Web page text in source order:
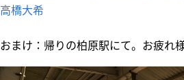
高橋大希
おまけ：帰りの柏原駅にて。お疲れ